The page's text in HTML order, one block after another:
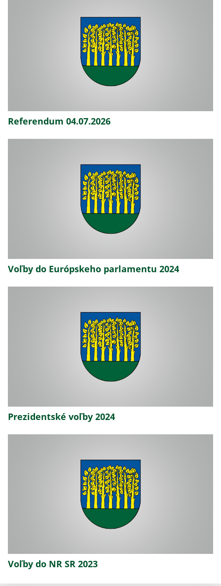
Referendum 04.07.2026
Voľby do Európskeho parlamentu 2024
Prezidentské voľby 2024
Voľby do NR SR 2023